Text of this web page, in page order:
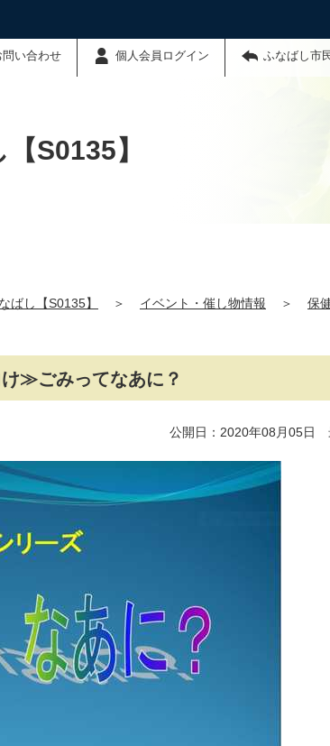
問い合わせ 個人会員ログイン ふなばし市
S0135】
ばし【S0135】 ＞ イベント・催し物情報 ＞ 保
≫ごみってなあに？
公開日：2020年08月05日